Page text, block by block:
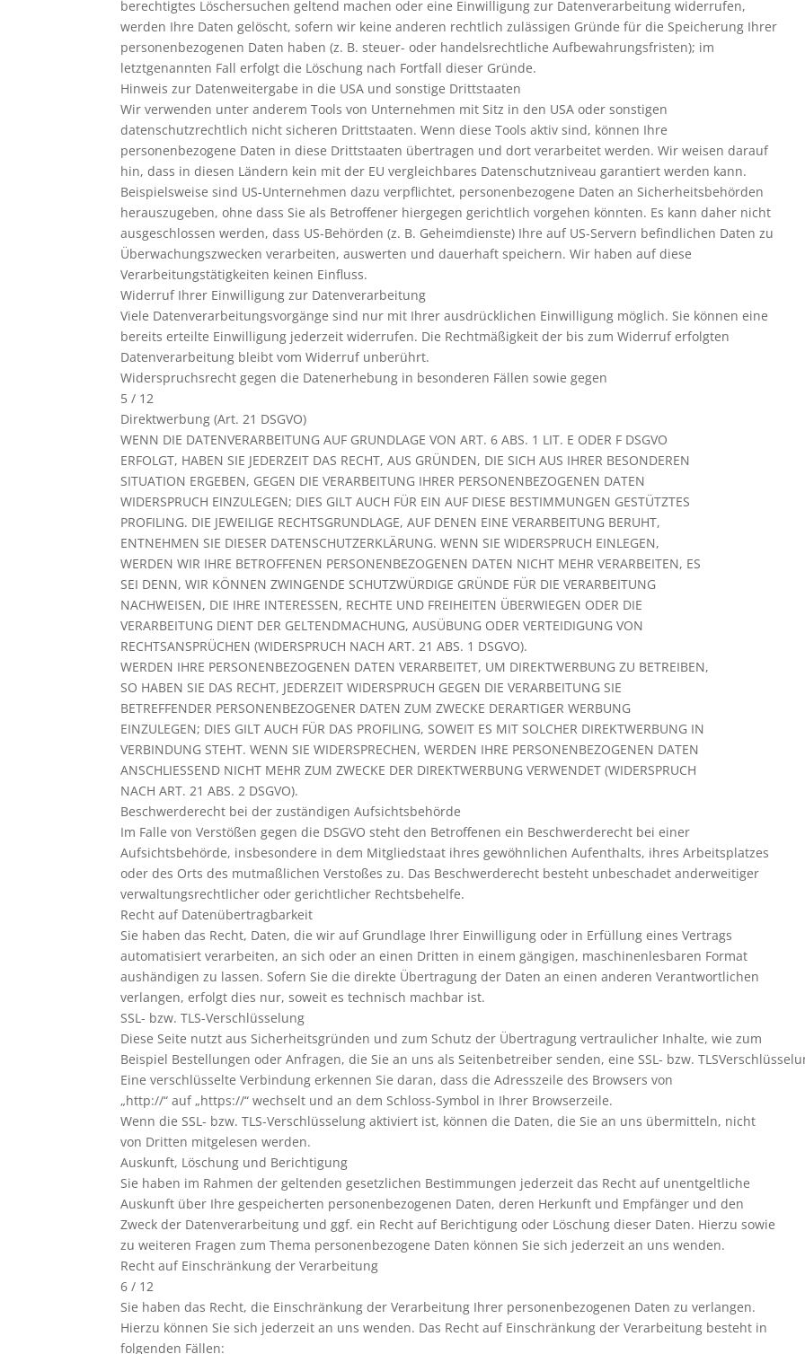
berechtigtes Löschersuchen geltend machen oder eine Einwilligung zur Datenverarbeitung widerrufen,
werden Ihre Daten gelöscht, sofern wir keine anderen rechtlich zulässigen Gründe für die Speicherung Ihrer
personenbezogenen Daten haben (z. B. steuer- oder handelsrechtliche Aufbewahrungsfristen); im
letztgenannten Fall erfolgt die Löschung nach Fortfall dieser Gründe.
Hinweis zur Datenweitergabe in die USA und sonstige Drittstaaten
Wir verwenden unter anderem Tools von Unternehmen mit Sitz in den USA oder sonstigen
datenschutzrechtlich nicht sicheren Drittstaaten. Wenn diese Tools aktiv sind, können Ihre
personenbezogene Daten in diese Drittstaaten übertragen und dort verarbeitet werden. Wir weisen darauf
hin, dass in diesen Ländern kein mit der EU vergleichbares Datenschutzniveau garantiert werden kann.
Beispielsweise sind US-Unternehmen dazu verpflichtet, personenbezogene Daten an Sicherheitsbehörden
herauszugeben, ohne dass Sie als Betroffener hiergegen gerichtlich vorgehen könnten. Es kann daher nicht
ausgeschlossen werden, dass US-Behörden (z. B. Geheimdienste) Ihre auf US-Servern befindlichen Daten zu
Überwachungszwecken verarbeiten, auswerten und dauerhaft speichern. Wir haben auf diese
Verarbeitungstätigkeiten keinen Einfluss.
Widerruf Ihrer Einwilligung zur Datenverarbeitung
Viele Datenverarbeitungsvorgänge sind nur mit Ihrer ausdrücklichen Einwilligung möglich. Sie können eine
bereits erteilte Einwilligung jederzeit widerrufen. Die Rechtmäßigkeit der bis zum Widerruf erfolgten
Datenverarbeitung bleibt vom Widerruf unberührt.
Widerspruchsrecht gegen die Datenerhebung in besonderen Fällen sowie gegen
5 / 12
Direktwerbung (Art. 21 DSGVO)
WENN DIE DATENVERARBEITUNG AUF GRUNDLAGE VON ART. 6 ABS. 1 LIT. E ODER F DSGVO
ERFOLGT, HABEN SIE JEDERZEIT DAS RECHT, AUS GRÜNDEN, DIE SICH AUS IHRER BESONDEREN
SITUATION ERGEBEN, GEGEN DIE VERARBEITUNG IHRER PERSONENBEZOGENEN DATEN
WIDERSPRUCH EINZULEGEN; DIES GILT AUCH FÜR EIN AUF DIESE BESTIMMUNGEN GESTÜTZTES
PROFILING. DIE JEWEILIGE RECHTSGRUNDLAGE, AUF DENEN EINE VERARBEITUNG BERUHT,
ENTNEHMEN SIE DIESER DATENSCHUTZERKLÄRUNG. WENN SIE WIDERSPRUCH EINLEGEN,
WERDEN WIR IHRE BETROFFENEN PERSONENBEZOGENEN DATEN NICHT MEHR VERARBEITEN, ES
SEI DENN, WIR KÖNNEN ZWINGENDE SCHUTZWÜRDIGE GRÜNDE FÜR DIE VERARBEITUNG
NACHWEISEN, DIE IHRE INTERESSEN, RECHTE UND FREIHEITEN ÜBERWIEGEN ODER DIE
VERARBEITUNG DIENT DER GELTENDMACHUNG, AUSÜBUNG ODER VERTEIDIGUNG VON
RECHTSANSPRÜCHEN (WIDERSPRUCH NACH ART. 21 ABS. 1 DSGVO).
WERDEN IHRE PERSONENBEZOGENEN DATEN VERARBEITET, UM DIREKTWERBUNG ZU BETREIBEN,
SO HABEN SIE DAS RECHT, JEDERZEIT WIDERSPRUCH GEGEN DIE VERARBEITUNG SIE
BETREFFENDER PERSONENBEZOGENER DATEN ZUM ZWECKE DERARTIGER WERBUNG
EINZULEGEN; DIES GILT AUCH FÜR DAS PROFILING, SOWEIT ES MIT SOLCHER DIREKTWERBUNG IN
VERBINDUNG STEHT. WENN SIE WIDERSPRECHEN, WERDEN IHRE PERSONENBEZOGENEN DATEN
ANSCHLIESSEND NICHT MEHR ZUM ZWECKE DER DIREKTWERBUNG VERWENDET (WIDERSPRUCH
NACH ART. 21 ABS. 2 DSGVO).
Beschwerderecht bei der zuständigen Aufsichtsbehörde
Im Falle von Verstößen gegen die DSGVO steht den Betroffenen ein Beschwerderecht bei einer
Aufsichtsbehörde, insbesondere in dem Mitgliedstaat ihres gewöhnlichen Aufenthalts, ihres Arbeitsplatzes
oder des Orts des mutmaßlichen Verstoßes zu. Das Beschwerderecht besteht unbeschadet anderweitiger
verwaltungsrechtlicher oder gerichtlicher Rechtsbehelfe.
Recht auf Datenübertragbarkeit
Sie haben das Recht, Daten, die wir auf Grundlage Ihrer Einwilligung oder in Erfüllung eines Vertrags
automatisiert verarbeiten, an sich oder an einen Dritten in einem gängigen, maschinenlesbaren Format
aushändigen zu lassen. Sofern Sie die direkte Übertragung der Daten an einen anderen Verantwortlichen
verlangen, erfolgt dies nur, soweit es technisch machbar ist.
SSL- bzw. TLS-Verschlüsselung
Diese Seite nutzt aus Sicherheitsgründen und zum Schutz der Übertragung vertraulicher Inhalte, wie zum
Beispiel Bestellungen oder Anfragen, die Sie an uns als Seitenbetreiber senden, eine SSL- bzw.
Eine verschlüsselte Verbindung erkennen Sie daran, dass die Adresszeile des Browsers von
„http://“ auf „https://“ wechselt und an dem Schloss-Symbol in Ihrer Browserzeile.
Wenn die SSL- bzw. TLS-Verschlüsselung aktiviert ist, können die Daten, die Sie an uns übermitteln, nicht
von Dritten mitgelesen werden.
Auskunft, Löschung und Berichtigung
Sie haben im Rahmen der geltenden gesetzlichen Bestimmungen jederzeit das Recht auf unentgeltliche
Auskunft über Ihre gespeicherten personenbezogenen Daten, deren Herkunft und Empfänger und den
Zweck der Datenverarbeitung und ggf. ein Recht auf Berichtigung oder Löschung dieser Daten. Hierzu sowie
zu weiteren Fragen zum Thema personenbezogene Daten können Sie sich jederzeit an uns wenden.
Recht auf Einschränkung der Verarbeitung
6 / 12
Sie haben das Recht, die Einschränkung der Verarbeitung Ihrer personenbezogenen Daten zu verlangen.
Hierzu können Sie sich jederzeit an uns wenden. Das Recht auf Einschränkung der Verarbeitung besteht in
folgenden Fällen: